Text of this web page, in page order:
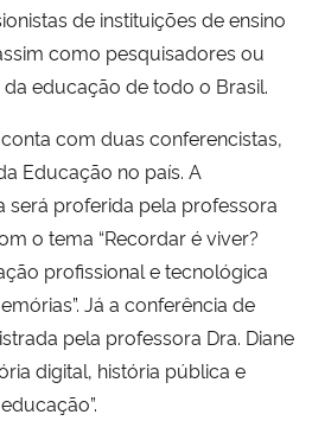
de instituições de ensino
como pesquisadores ou
educação de todo o Brasil.
com duas conferencistas,
Educação no país. A
será proferida pela professora
o tema “Recordar é viver?
profissional e tecnológica
Já a conferência de
pela professora Dra. Diane
digital, história pública e